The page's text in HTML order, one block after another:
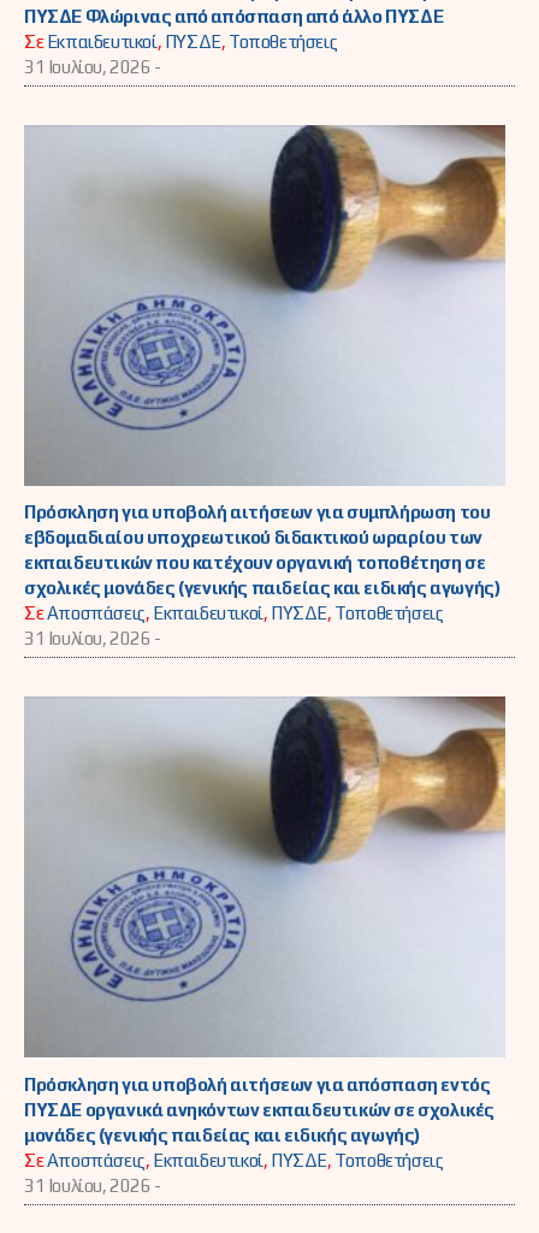
ΠΥΣΔΕ Φλώρινας από απόσπαση από άλλο ΠΥΣΔΕ
ΣεΕκπαιδευτικοί, ΠΥΣΔΕ, Τοποθετήσεις
31 Ιουλίου, 2026 -
Πρόσκληση για υποβολή αιτήσεων για συμπλήρωση του
εβδομαδιαίου υποχρεωτικού διδακτικού ωραρίου των
εκπαιδευτικών που κατέχουν οργανική τοποθέτηση σε
σχολικές μονάδες (γενικής παιδείας και ειδικής αγωγής)
ΣεΑποσπάσεις, Εκπαιδευτικοί, ΠΥΣΔΕ, Τοποθετήσεις
31 Ιουλίου, 2026 -
Πρόσκληση για υποβολή αιτήσεων για απόσπαση εντός
ΠΥΣΔΕ οργανικά ανηκόντων εκπαιδευτικών σε σχολικές
μονάδες (γενικής παιδείας και ειδικής αγωγής)
ΣεΑποσπάσεις, Εκπαιδευτικοί, ΠΥΣΔΕ, Τοποθετήσεις
31 Ιουλίου, 2026 -